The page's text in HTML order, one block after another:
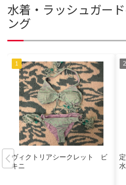
水着・ラッシュガー
ング
ヴィクトリアシークレット ビ
キニ